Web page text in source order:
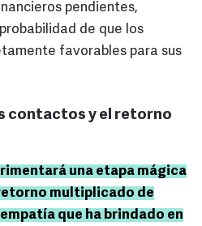
pendientes,
de que los
favorables para sus
contactos y el retorno
una etapa mágica
multiplicado de
que ha brindado en